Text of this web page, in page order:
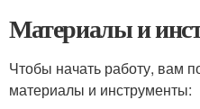
Материалы и
Чтобы начать работу, вам
материалы и инструменты: